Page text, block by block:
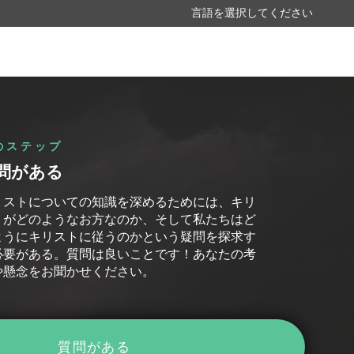
ステップ
がある
トについての知識を深めるためには、キリ
がどのようなお方なのか、そして私たちはど
うにキリストに従うのかという疑問を探求す
要がある。質問は良いことです！あなたの考
念をお聞かせください。
質問がある